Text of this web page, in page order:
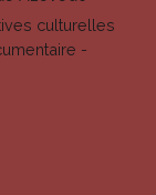
culturelles
-